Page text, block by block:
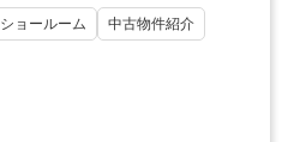
ショールーム
中古物件紹介